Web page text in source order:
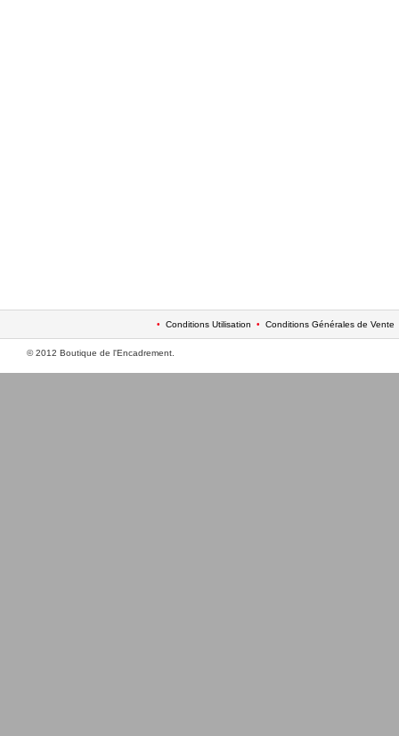
• Conditions Utilisation • Conditions Générales de Vente
© 2012 Boutique de l'Encadrement.